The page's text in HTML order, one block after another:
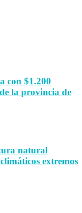
con $1.200
la provincia de
natural
extremos